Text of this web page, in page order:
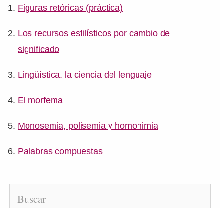
Figuras retóricas (práctica)
Los recursos estilísticos por cambio de
significado
Lingüística, la ciencia del lenguaje
El morfema
Monosemia, polisemia y homonimia
Palabras compuestas
Buscar